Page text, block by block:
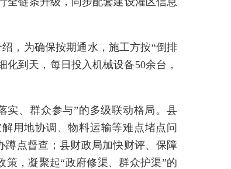
，为确保按期通水，施工方按“倒排
到天，每日投入机械设备50余台，
实、群众参与”的多级联动格局。县
用地协调、物料运输等难点堵点问
蹲点督查；县财政局加快财评、保障
，凝聚起“政府修渠、群众护渠”的